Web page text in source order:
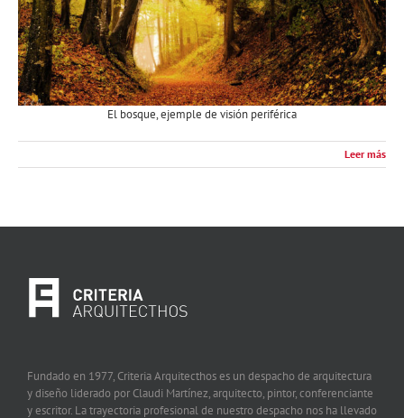
El bosque, ejemple de visión periférica
Leer más
Fundado en 1977, Criteria Arquitecthos es un despacho de arquitectura
y diseño liderado por Claudi Martínez, arquitecto, pintor, conferenciante
y escritor. La trayectoria profesional de nuestro despacho nos ha llevado